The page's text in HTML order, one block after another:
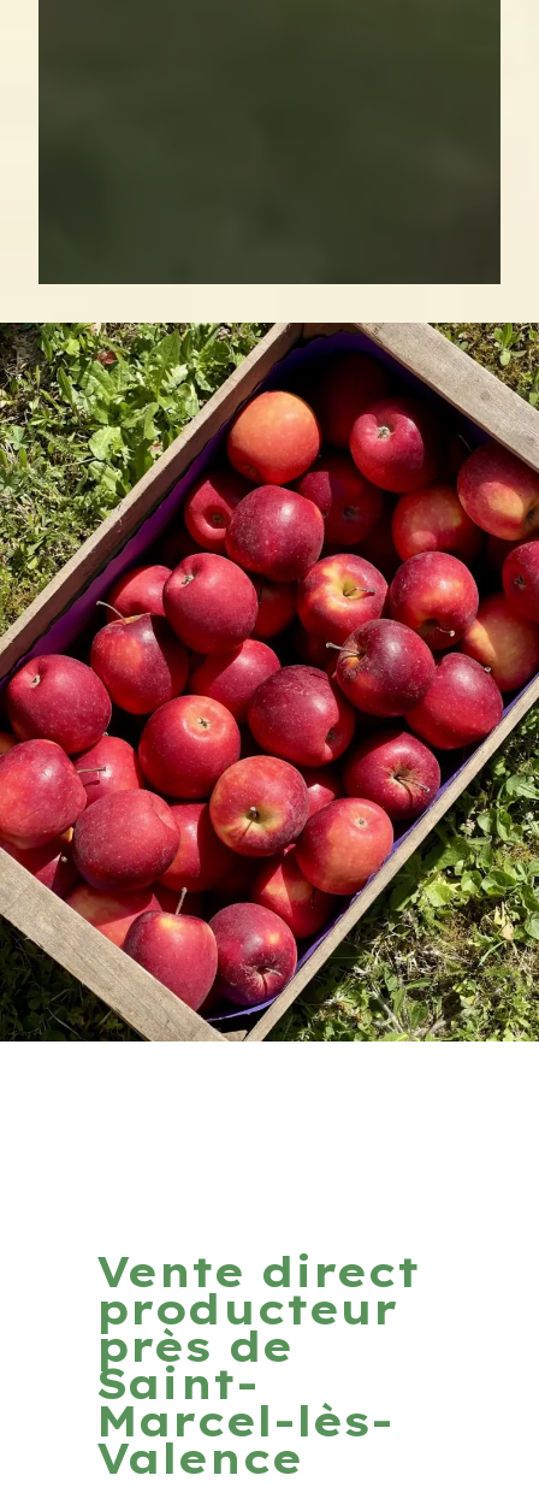
Vente direct
producteur
près de
Saint-
Marcel-lès-
Valence